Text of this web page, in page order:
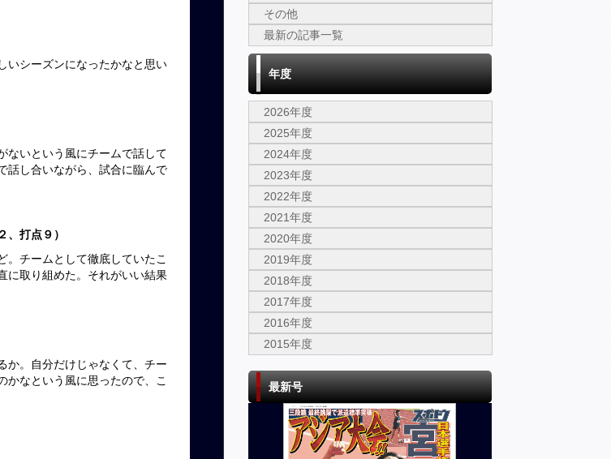
いシーズンになったかなと思い
ないという風にチームで話して
話し合いながら、試合に臨んで
打点９）
。チームとして徹底していたこ
に取り組めた。それがいい結果
か。自分だけじゃなくて、チー
かなという風に思ったので、こ
その他
最新の記事一覧
年度
2026年度
2025年度
2024年度
2023年度
2022年度
2021年度
2020年度
2019年度
2018年度
2017年度
2016年度
2015年度
最新号